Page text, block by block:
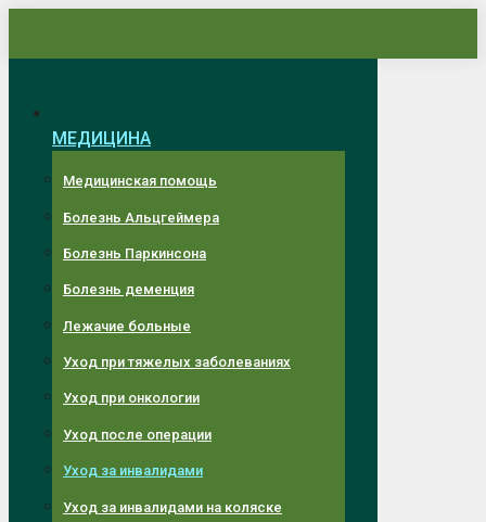
МЕДИЦИНА
Медицинская помощь
Болезнь Альцгеймера
Болезнь Паркинсона
Болезнь деменция
Лежачие больные
Уход при тяжелых заболеваниях
Уход при онкологии
Уход после операции
Уход за инвалидами
Уход за инвалидами на коляске